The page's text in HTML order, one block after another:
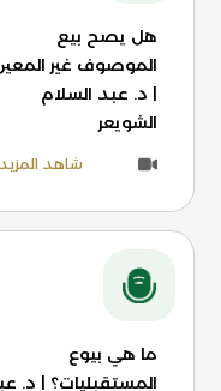
هل يصح بيع
الموصوف غير
| د. عبد السلام
الشويعر
شاهد المزيد
ما هي بيوع
المستقبليات؟ | د.